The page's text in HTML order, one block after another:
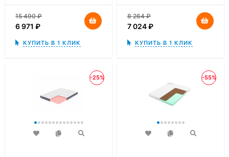
15 490₽
6 971 ₽
КУПИТЬ В 1 КЛИК
8 264₽
7 024₽
КУПИТЬ В 1 КЛИК
-25% -55%